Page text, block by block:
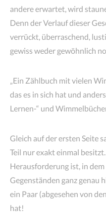
andere erwartet, wird
Denn der Verlauf dieser
verrückt, überraschend,
gewiss weder gewöhnlich
„Ein Zählbuch mit vielen
das es in sich hat und
Lernen-“ und
Gleich auf der ersten Seite
Teil nur exakt einmal
Herausforderung ist, in
Gegenständen ganz genau
ein Paar (abgesehen von
hat!